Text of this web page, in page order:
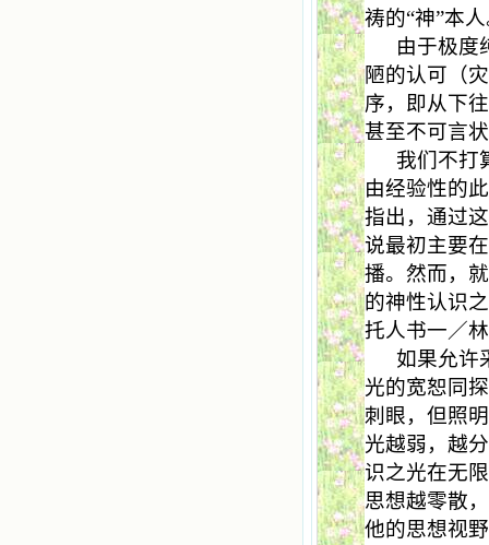
祷的“神”本
由于极度
陋的认可（
序，即从下
甚至不可言
我们不打
由经验性的
指出，通过
说最初主要
播。然而，
的神性认识
托人书一／
如果允许
光的宽恕同
刺眼，但照
光越弱，越
识之光在无
思想越零散
他的思想视